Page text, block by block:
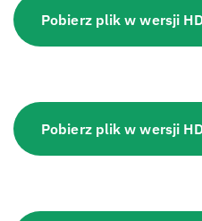
Pobierz plik w wersji
Pobierz plik w wersji